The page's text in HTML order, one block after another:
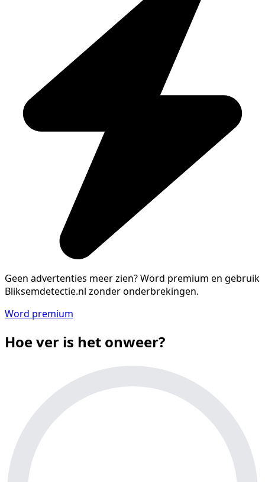
Geen advertenties meer zien?Word premium en gebruik
Bliksemdetectie.nl zonder onderbrekingen.
Word premium
Hoe ver is het onweer?